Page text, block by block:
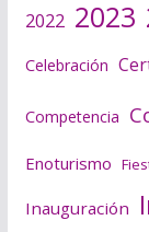
2022 2023
Celebración
Competencia
Enoturismo
Inauguración